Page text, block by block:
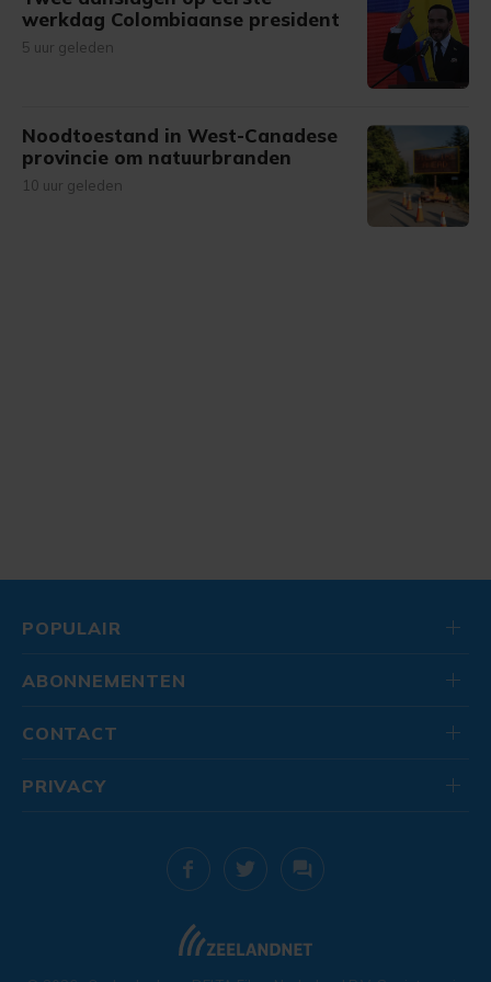
werkdag Colombiaanse president
5 uur geleden
Noodtoestand in West-Canadese
provincie om natuurbranden
10 uur geleden
POPULAIR
ABONNEMENTEN
CONTACT
PRIVACY